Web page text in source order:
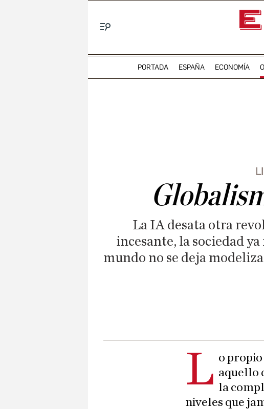
PORTADA ESPAÑA ECONOMÍA
La IA desata otra
incesante, la sociedad
mundo no se deja
L o
aquello
la
niveles que